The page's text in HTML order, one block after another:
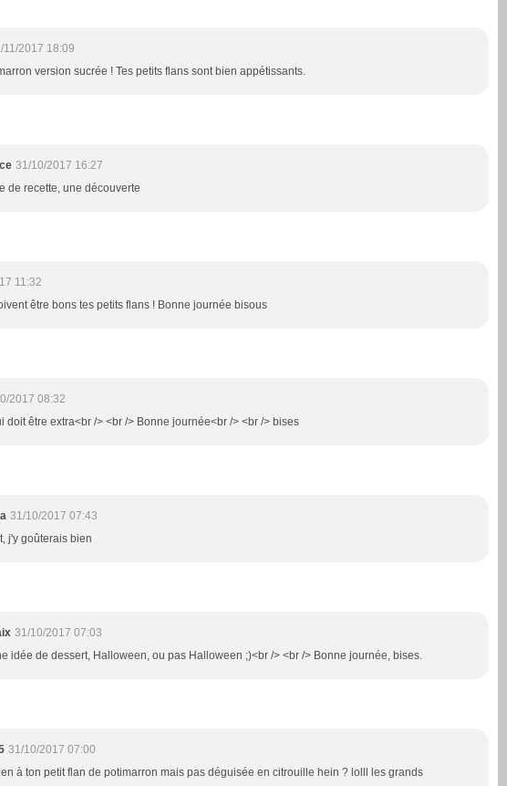
11/2017 18:09
version sucrée ! Tes petits flans sont bien appétissants.
31/10/2017 16:27
de recette, une découverte
11:32
être bons tes petits flans ! Bonne journée bisous
2017 08:32
doit être extra<br /> <br /> Bonne journée<br /> <br /> bises
31/10/2017 07:43
j'y goûterais bien
31/10/2017 07:03
idée de dessert, Halloween, ou pas Halloween ;)<br /> <br /> Bonne journée, bises.
31/10/2017 07:00
à ton petit flan de potimarron mais pas déguisée en citrouille hein ? lolll les grands